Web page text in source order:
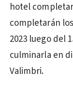
hotel
completarán
2023 luego del
culminarla en
Valimbri.